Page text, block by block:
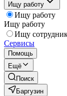
Ищу работу
Ищу работу
Ищу работу
Ищу
Сервисы
Помощь
Ещё
Поиск
Баргузин